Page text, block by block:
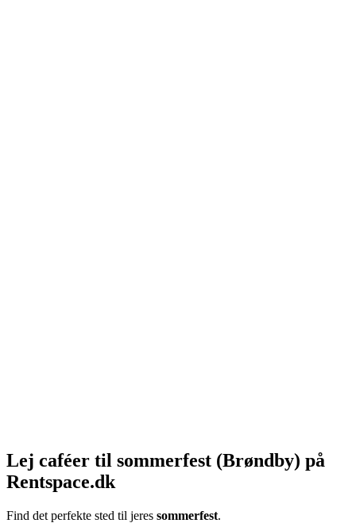
Lej caféer til sommerfest (Brøndby) på
Rentspace.dk
Find det perfekte sted til jeres sommerfest.